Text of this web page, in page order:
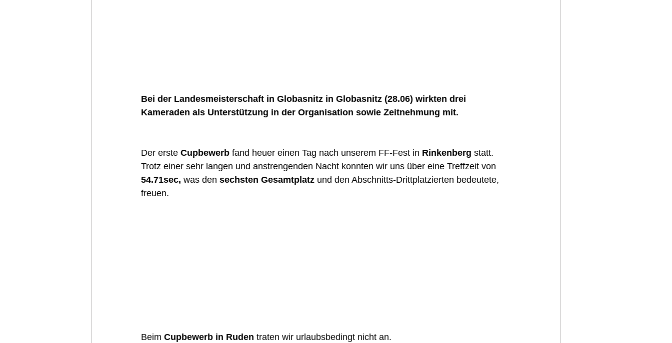
Bei der Landesmeisterschaft in Globasnitz in Globasnitz (28.06) wirkten drei
Kameraden als Unterstützung in der Organisation sowie Zeitnehmung mit.
Der erste Cupbewerb fand heuer einen Tag nach unserem FF-Fest in Rinkenberg statt.
Trotz einer sehr langen und anstrengenden Nacht konnten wir uns über eine Treffzeit von
54.71sec, was den sechsten Gesamtplatz und den Abschnitts-Drittplatzierten bedeutete,
freuen.
Beim Cupbewerb in Ruden traten wir urlaubsbedingt nicht an.